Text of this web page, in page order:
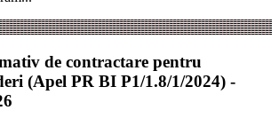
de contractare pentru
(Apel PR BI P1/1.8/1/2024) -